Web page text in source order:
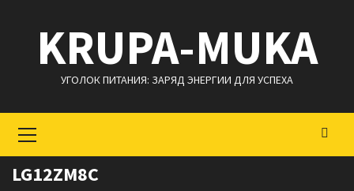
содержимому
KRUPA-MUKA
УГОЛОК ПИТАНИЯ: ЗАРЯД ЭНЕРГИИ ДЛЯ УСПЕХА
меню
LG12ZM8C